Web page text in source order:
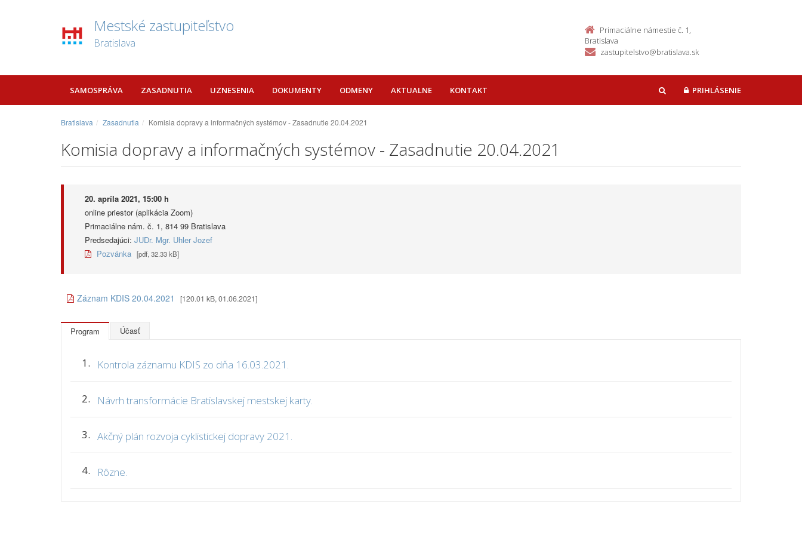
Mestské zastupiteľstvo
Bratislava
Primaciálne námestie č. 1,
Bratislava
zastupitelstvo@bratislava.sk
SAMOSPRÁVA ZASADNUTIA UZNESENIA DOKUMENTY ODMENY AKTUALNE KONTAKT HĽADAŤPRIHLÁSENIE
Bratislava Zasadnutia Komisia dopravy a informačných systémov - Zasadnutie 20.04.2021
Komisia dopravy a informačných systémov - Zasadnutie 20.04.2021
20. apríla 2021, 15:00 h
online priestor (aplikácia Zoom)
Primaciálne nám. č. 1, 814 99 Bratislava
Predsedajúci: JUDr. Mgr. Uhler Jozef
Pozvánka [pdf, 32.33 kB]
Záznam KDIS 20.04.2021 [120.01 kB, 01.06.2021]
Program Účasť
1. Kontrola záznamu KDIS zo dňa 16.03.2021.
2. Návrh transformácie Bratislavskej mestskej karty.
3. Akčný plán rozvoja cyklistickej dopravy 2021.
4. Rôzne.